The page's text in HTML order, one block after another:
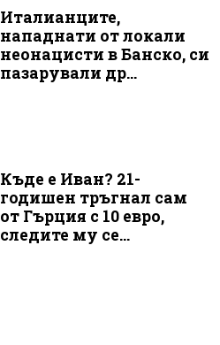
Италианците,
нападнати от локали
неонацисти в Банско, си
пазарували др...
Къде е Иван? 21-
годишен тръгнал сам
от Гърция с 10 евро,
следите му се...